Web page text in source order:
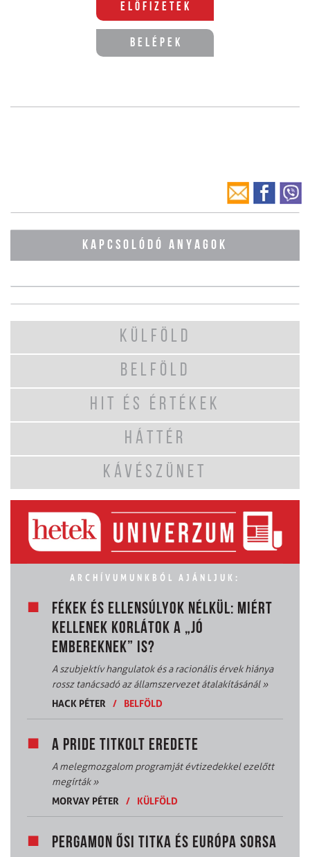
Előfizetek
Belépek
KAPCSOLÓDÓ ANYAGOK
KÜLFÖLD
BELFÖLD
HIT ÉS ÉRTÉKEK
HÁTTÉR
KÁVÉSZÜNET
ARCHÍVUMUNKBÓL AJÁNLJUK:
FÉKEK ÉS ELLENSÚLYOK NÉLKÜL: MIÉRT
KELLENEK KORLÁTOK A „JÓ
EMBEREKNEK” IS?
A szubjektív hangulatok és a racionális érvek hiánya
rossz tanácsadó az államszervezet átalakításánál»
HACK PÉTER
/ BELFÖLD
A PRIDE TITKOLT EREDETE
A melegmozgalom programját évtizedekkel ezelőtt
megírták»
MORVAY PÉTER
/ KÜLFÖLD
PERGAMON ŐSI TITKA ÉS EURÓPA SORSA